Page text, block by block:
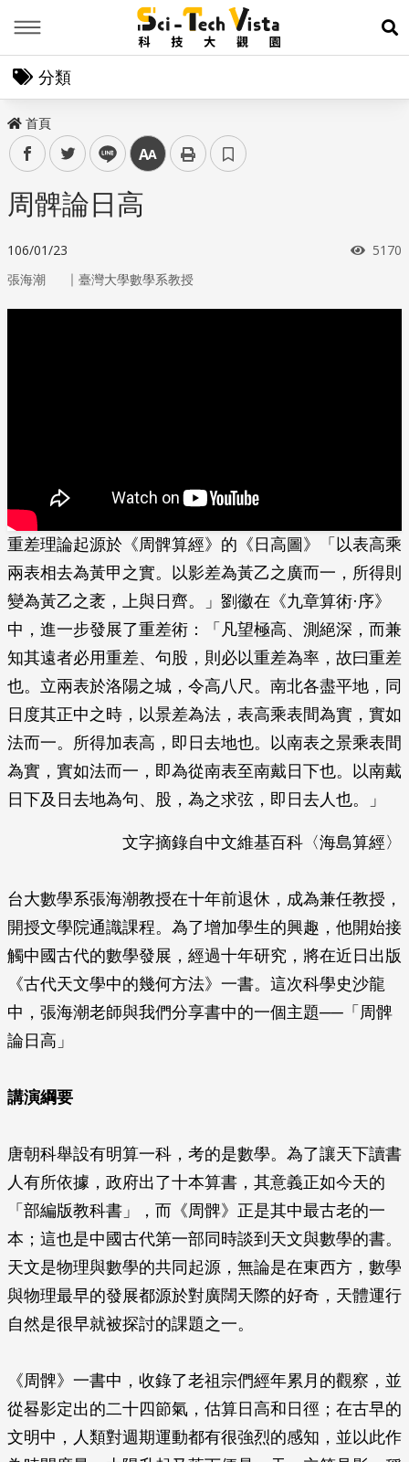
展
分類
首頁
facebooktwitter line 中
周髀論日高
106/01/23 瀏覽
5170
張海潮 ｜ 臺灣大學數學系教授
重差理論起源於《周髀算經》的《日高圖》「以表高乘
兩表相去為黃甲之實。以影差為黃乙之廣而一，所得則
變為黃乙之袤，上與日齊。」劉徽在《九章算術·序》
中，進一步發展了重差術：「凡望極高、測絕深，而兼
知其遠者必用重差、句股，則必以重差為率，故曰重差
也。立兩表於洛陽之城，令高八尺。南北各盡平地，同
日度其正中之時，以景差為法，表高乘表間為實，實如
法而一。所得加表高，即日去地也。以南表之景乘表間
為實，實如法而一，即為從南表至南戴日下也。以南戴
日下及日去地為句、股，為之求弦，即日去人也。」
文字摘錄自中文維基百科〈海島算經〉
台大數學系張海潮教授在十年前退休，成為兼任教授，
開授文學院通識課程。為了增加學生的興趣，他開始接
觸中國古代的數學發展，經過十年研究，將在近日出版
《古代天文學中的幾何方法》一書。這次科學史沙龍
中，張海潮老師與我們分享書中的一個主題──「周髀
論日高」
講演綱要
唐朝科舉設有明算一科，考的是數學。為了讓天下讀書
人有所依據，政府出了十本算書，其意義正如今天的
「部編版教科書」，而《周髀》正是其中最古老的一
本；這也是中國古代第一部同時談到天文與數學的書。
天文是物理與數學的共同起源，無論是在東西方，數學
與物理最早的發展都源於對廣闊天際的好奇，天體運行
自然是很早就被探討的課題之一。
《周髀》一書中，收錄了老祖宗們經年累月的觀察，並
從晷影定出的二十四節氣，估算日高和日徑；在古早的
文明中，人類對週期運動都有很強烈的感知，並以此作